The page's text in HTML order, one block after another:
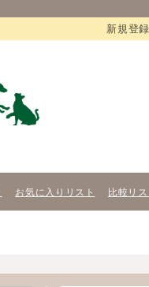
新規登
お気に入りリスト 比較リス